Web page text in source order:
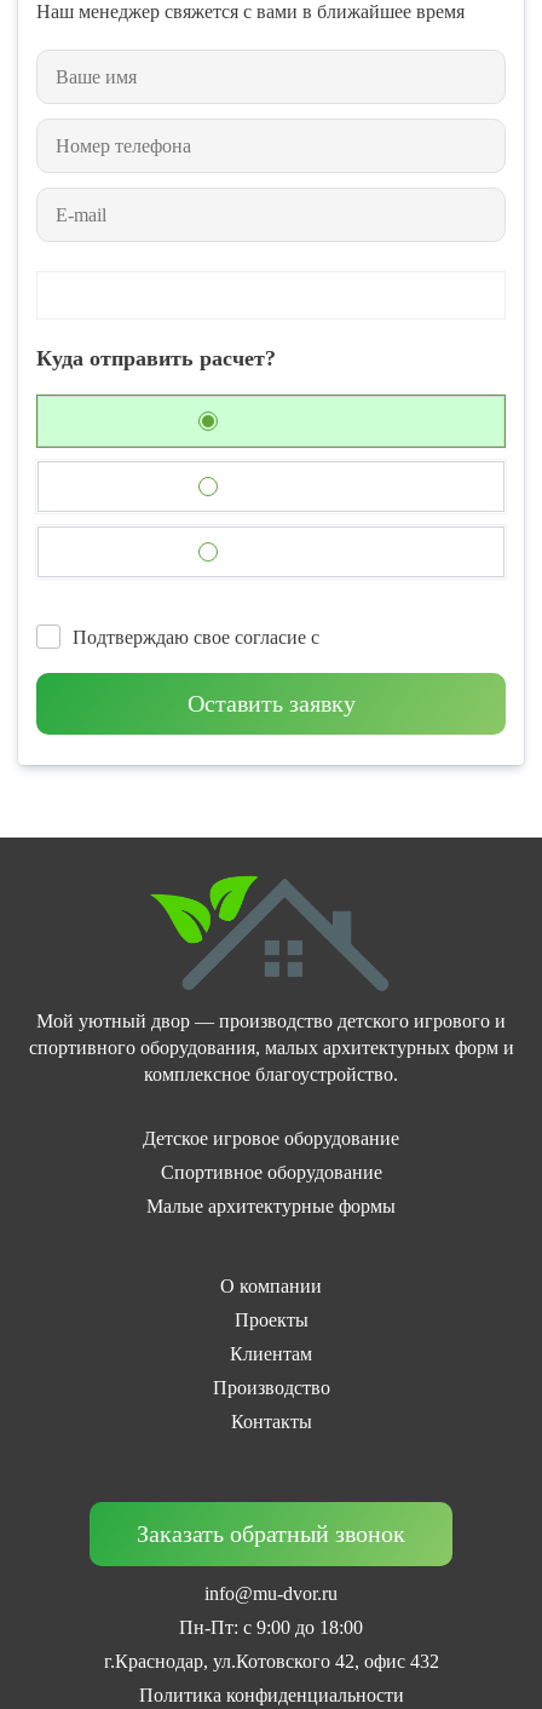
Наш менеджер свяжется с вами в ближайшее время
Куда отправить расчет?
Подтверждаю свое согласие с
Оставить заявку
Мой уютный двор — производство детского игрового и
спортивного оборудования, малых архитектурных форм и
комплексное благоустройство.
Детское игровое оборудование
Спортивное оборудование
Малые архитектурные формы
О компании
Проекты
Клиентам
Производство
Контакты
Заказать обратный звонок
info@mu-dvor.ru
Пн-Пт: с 9:00 до 18:00
г.Краснодар, ул.Котовского 42, офис 432
Политика конфиденциальности